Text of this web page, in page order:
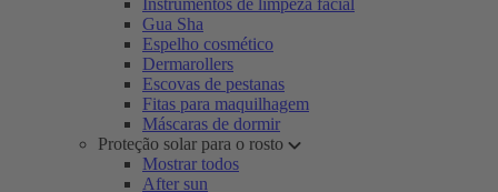
Instrumentos de limpeza facial
Gua Sha
Espelho cosmético
Dermarollers
Escovas de pestanas
Fitas para maquilhagem
Máscaras de dormir
Proteção solar para o rosto
Mostrar todos
After sun